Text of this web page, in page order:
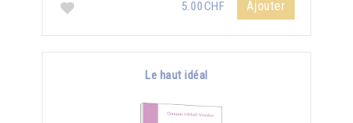
5.00CHF Ajouter
Le haut idéal